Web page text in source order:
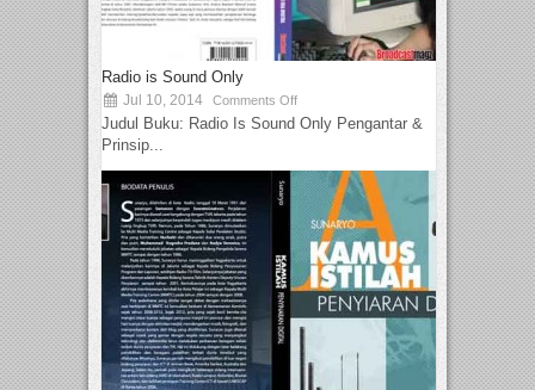
Radio is Sound Only
Jul 10, 2014 Comments Off
Judul Buku: Radio Is Sound Only Pengantar &
Prinsip...